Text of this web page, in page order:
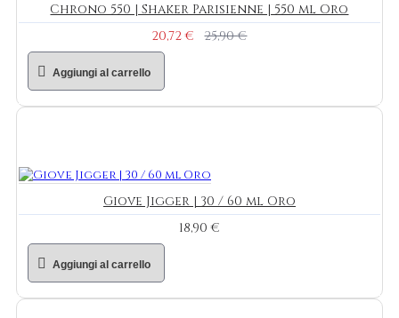
Chrono 550 | Shaker Parisienne | 550 ml Oro
20,72 €
25,90 €
Aggiungi al carrello
Giove Jigger | 30 / 60 ml Oro
18,90 €
Aggiungi al carrello